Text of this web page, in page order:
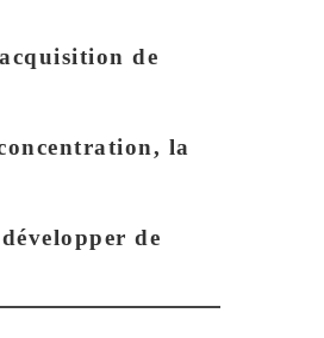
de
la
de